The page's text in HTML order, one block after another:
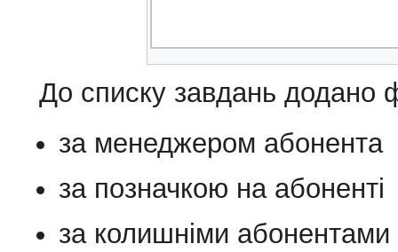
До списку завдань додано
за менеджером абонента
за позначкою на абоненті
за колишніми абонентами